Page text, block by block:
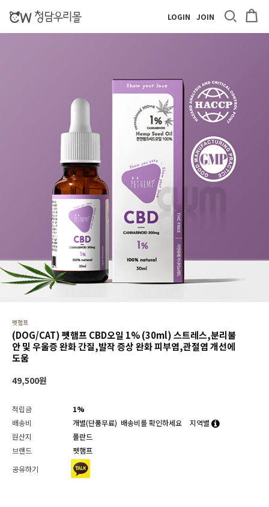
LOGIN JOIN
펫햄프
(DOG/CAT) 펫햄프 CBD오일 1% (30ml) 스트레스,분리불
안 및 우울증 완화 간질,발작 증상 완화 피부염,관절염 개선에
도움
49,500원
적립금
1%
배송비
개별(단품무료) 배송비를 확인하세요
지역별
원산지
폴란드
브랜드
펫햄프
공유하기